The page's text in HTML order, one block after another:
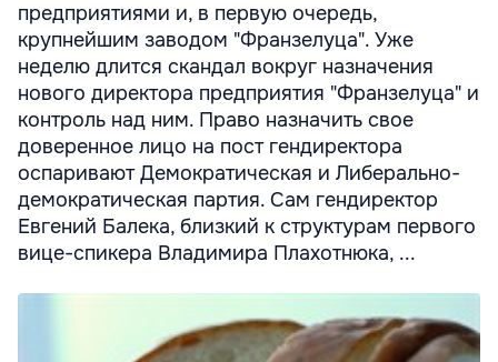
предприятиями и, в первую очередь,
крупнейшим заводом "Франзелуца". Уже
неделю длится скандал вокруг назначения
нового директора предприятия "Франзелуца" и
контроль над ним. Право назначить свое
доверенное лицо на пост гендиректора
оспаривают Демократическая и Либерально-
демократическая партия. Сам гендиректор
Евгений Балека, близкий к структурам первого
вице-спикера Владимира Плахотнюка, ...